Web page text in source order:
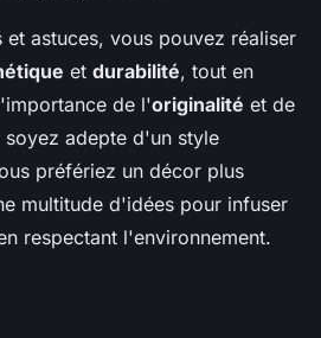
et astuces, vous pouvez réaliser
et durabilité, tout en
de l'originalité et de
soyez adepte d'un style
préfériez un décor plus
multitude d'idées pour infuser
respectant l'environnement.